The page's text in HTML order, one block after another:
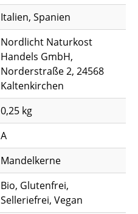
Italien, Spanien
Nordlicht Naturkost
Handels GmbH,
Norderstraße 2, 24568
Kaltenkirchen
0,25 kg
A
Mandelkerne
Bio, Glutenfrei,
Selleriefrei, Vegan